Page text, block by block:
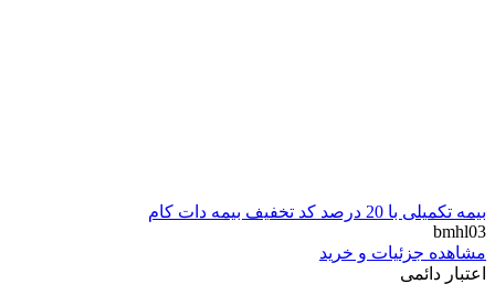
بیمه تکمیلی با 20 درصد کد تخفیف بیمه دات کام
bmhl03
مشاهده جزئیات و خرید
اعتبار دائمی